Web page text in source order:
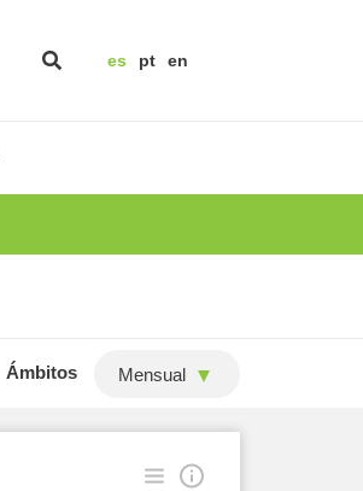
es pt en
Ámbitos Mensual